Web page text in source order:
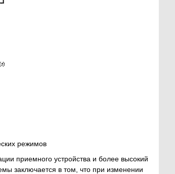
режимов
приемного устройства и более высокий
заключается в том, что при изменении